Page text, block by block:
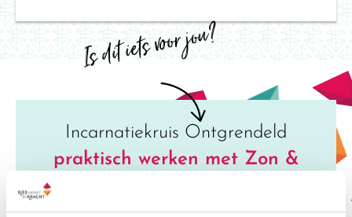
Is dit iets voor jou?
Incarnatiekruis Ontgrendeld
praktisch werken met Zon &